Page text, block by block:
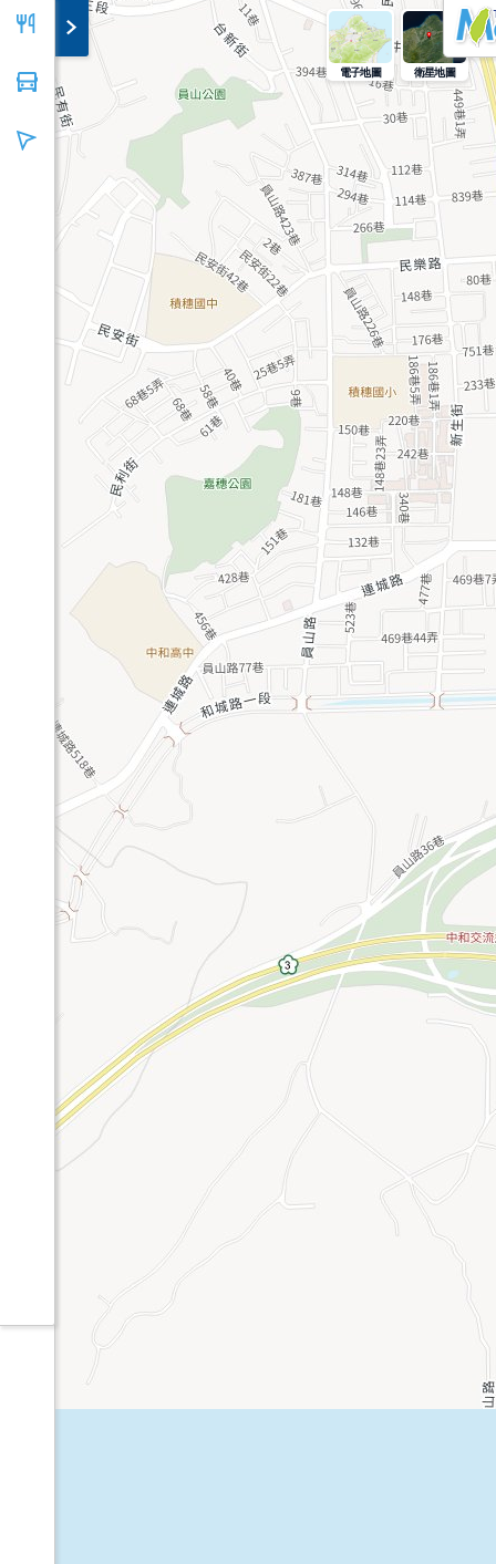
電子地圖 衛星地圖